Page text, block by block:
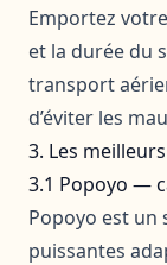
Emportez
et la durée du
transport
d’éviter les
3. Les
3.1 Popoyo —
Popoyo est un
puissantes